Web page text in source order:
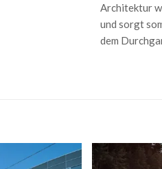
Architektur
und sorgt
dem